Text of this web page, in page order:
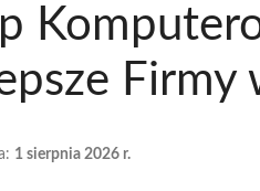
Firmy
1 sierpnia 2026 r.